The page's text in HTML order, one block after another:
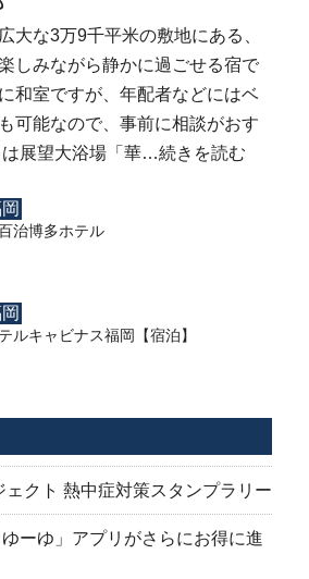
大な3万9千平米の敷地にある、
しみながら静かに過ごせる宿で
和室ですが、年配者などにはベ
可能なので、事前に相談がおす
展望大浴場「華…続きを読む
治博多ホテル
ルキャビナス福岡【宿泊】
ェクト 熱中症対策スタンプラリー
ゆーゆ」アプリがさらにお得に進